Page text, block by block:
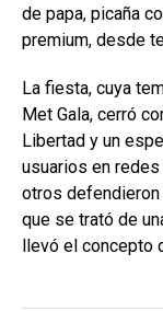
de papa, picaña
premium, desde
La fiesta, cuya
Met Gala, cerró
Libertad y un
usuarios en
otros defendieron
que se trató de
llevó el concepto